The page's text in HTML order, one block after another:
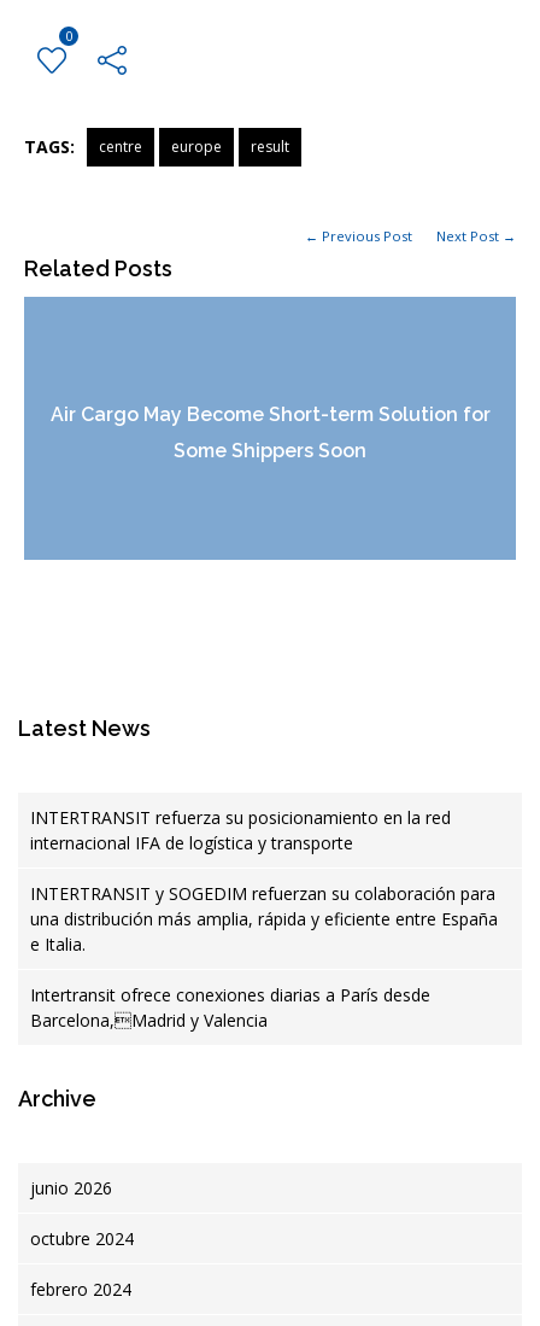
0
TAGS: centre europe result
Related Posts
← Previous Post Next Post →
Air Cargo May Become Short-term Solution for
Some Shippers Soon
Latest News
INTERTRANSIT refuerza su posicionamiento en la red
internacional IFA de logística y transporte
INTERTRANSIT y SOGEDIM refuerzan su colaboración para
una distribución más amplia, rápida y eficiente entre España
e Italia.
Intertransit ofrece conexiones diarias a París desde
Barcelona,Madrid y Valencia
Archive
junio 2026
octubre 2024
febrero 2024